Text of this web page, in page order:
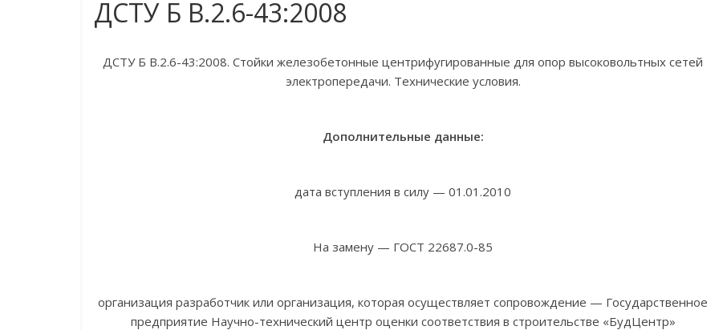
ДСТУ Б В.2.6-43:2008
ДСТУ Б В.2.6-43:2008. Стойки железобетонные центрифугированные для опор высоковольтных сетей
электропередачи. Технические условия.
Дополнительные данные:
дата вступления в силу — 01.01.2010
На замену — ГОСТ 22687.0-85
организация разработчик или организация, которая осуществляет сопровождение — Государственное
предприятие Научно-технический центр оценки соответствия в строительстве «БудЦентр»